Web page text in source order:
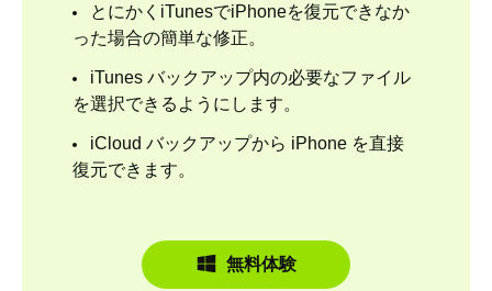
とにかくiTunesでiPhoneを復元できなか
った場合の簡単な修正。
iTunes バックアップ内の必要なファイル
を選択できるようにします。
iCloud バックアップから iPhone を直接
復元できます。
無料体験